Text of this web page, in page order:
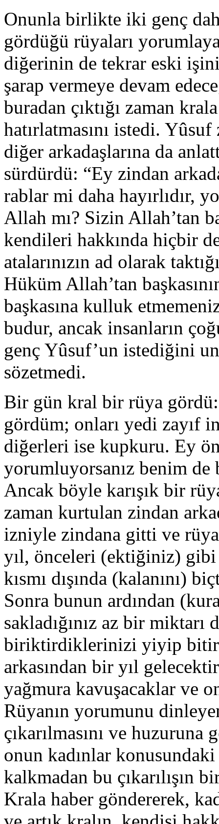
Onunla birlikte iki genç
gördüğü rüyaları
diğerinin de tekrar eski
şarap vermeye devam
buradan çıktığı zaman
hatırlatmasını istedi.
diğer arkadaşlarına da
sürdürdü: “Ey zindan
rablar mi daha hayırlıdır,
Allah mı? Sizin Allah’tan
kendileri hakkında hiçbir
atalarınızın ad olarak
Hüküm Allah’tan
başkasına kulluk
budur, ancak insanların
genç Yûsuf’un istediğini
sözetmedi.
Bir gün kral bir rüya
gördüm; onları yedi zayıf
diğerleri ise kupkuru. Ey
yorumluyorsanız benim
Ancak böyle karışık bir
zaman kurtulan zindan
izniyle zindana gitti ve
yıl, önceleri (ektiğiniz)
kısmı dışında (kalanını)
Sonra bunun ardından
sakladığınız az bir miktarı
biriktirdiklerinizi yiyip
arkasından bir yıl
yağmura kavuşacaklar ve
Rüyanın yorumunu
çıkarılmasını ve
onun kadınlar
kalkmadan bu çıkarılışın
Krala haber göndererek,